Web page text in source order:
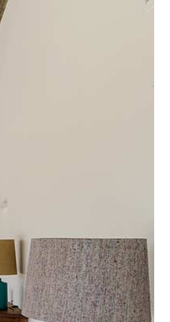
màxima rendibilitat.
solvents i
tota la gestió perquè
procés eficient i segur.